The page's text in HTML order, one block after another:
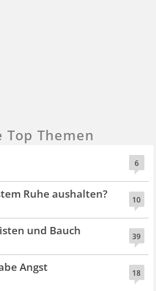
Themen
6
10
Ruhe aushalten?
39
und Bauch
18
Angst